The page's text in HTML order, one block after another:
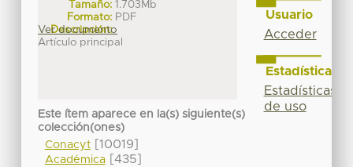
Tamaño: 1.703Mb
Formato: PDF
Descripción:
Artículo principal
Ver documento
Este ítem aparece en la(s) siguiente(s)
colección(ones)
Conacyt[10019]
Académica[435]
Usuario
Acceder
Estadísticas
Estadísticas
de uso